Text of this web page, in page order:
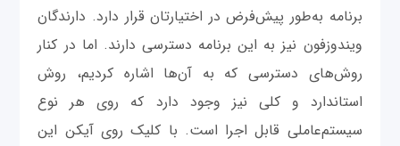
برنامه به‌طور پیش‌فرض در اختیارتان قرار دارد. دارندگان
ویندوزفون نیز به این برنامه دسترسی دارند. اما در کنار
روش‌های دسترسی که به آن‌ها اشاره کردیم، روش
استاندارد و کلی نیز وجود دارد که روی هر نوع
سیستم‌عاملی قابل اجرا است. با کلیک روی آیکن این